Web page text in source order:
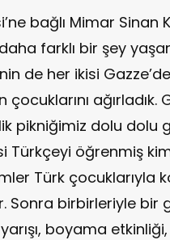
bağlı Mimar Sinan
farklı bir şey
de her ikisi
ağırladık.
pikniğimiz dolu dolu
Türkçeyi öğrenmiş
Türk çocuklarıyla
Sonra birbirleriyle bir
boyama